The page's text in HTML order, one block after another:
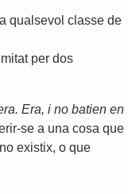
qualsevol classe de
per dos
Era, i no batien en
se a una cosa que
existix, o que